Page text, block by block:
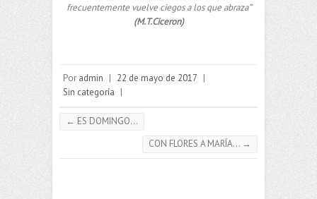
frecuentemente vuelve ciegos a los que abraza”
(M.T.Ciceron)
Por admin | 22 de mayo de 2017 |
Sin categoría |
← ES DOMINGO…
CON FLORES A MARÍA… →